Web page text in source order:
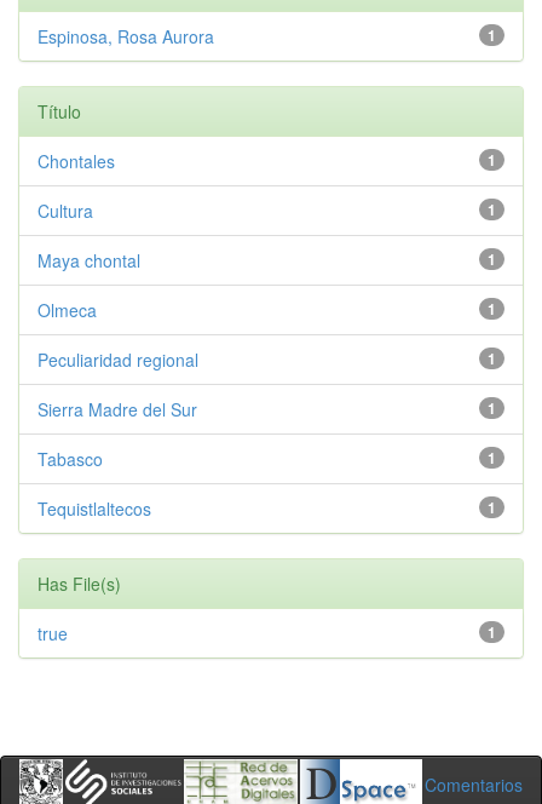
1
Espinosa, Rosa Aurora
Título
1
Chontales
1
Cultura
1
Maya chontal
1
Olmeca
1
Peculiaridad regional
1
Sierra Madre del Sur
1
Tabasco
1
Tequistlaltecos
Has File(s)
1
true
Comentarios